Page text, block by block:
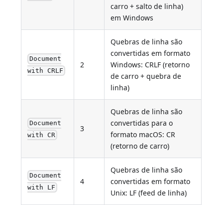
carro + salto de linha)
em Windows
Document
with CRLF
2
Quebras de linha são
convertidas em formato
Windows: CRLF (retorno
de carro + quebra de
linha)
Document
with CR
3
Quebras de linha são
convertidas para o
formato macOS: CR
(retorno de carro)
Document
with LF
4
Quebras de linha são
convertidas em formato
Unix: LF (feed de linha)